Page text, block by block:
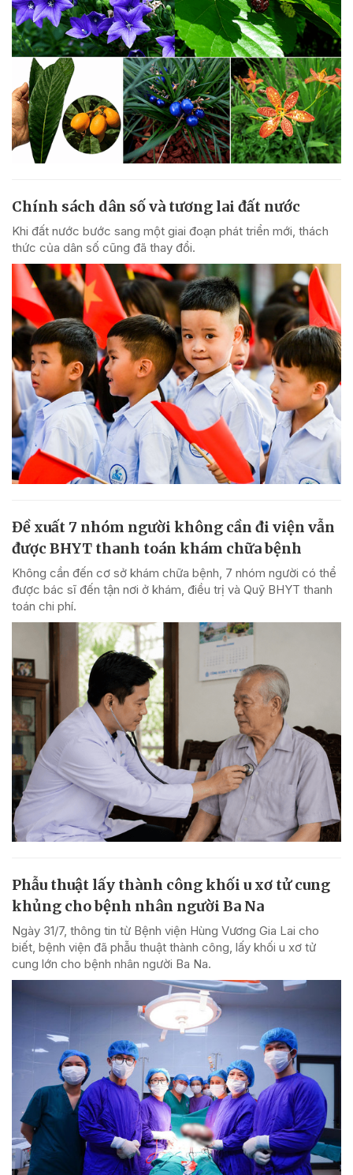
Chính sách dân số và tương lai đất nước
Khi đất nước bước sang một giai đoạn phát triển mới, thách
thức của dân số cũng đã thay đổi.
Đề xuất 7 nhóm người không cần đi viện vẫn
được BHYT thanh toán khám chữa bệnh
Không cần đến cơ sở khám chữa bệnh, 7 nhóm người có thể
được bác sĩ đến tận nơi ở khám, điều trị và Quỹ BHYT thanh
toán chi phí.
Phẫu thuật lấy thành công khối u xơ tử cung
khủng cho bệnh nhân người Ba Na
Ngày 31/7, thông tin từ Bệnh viện Hùng Vương Gia Lai cho
biết, bệnh viện đã phẫu thuật thành công, lấy khối u xơ tử
cung lớn cho bệnh nhân người Ba Na.